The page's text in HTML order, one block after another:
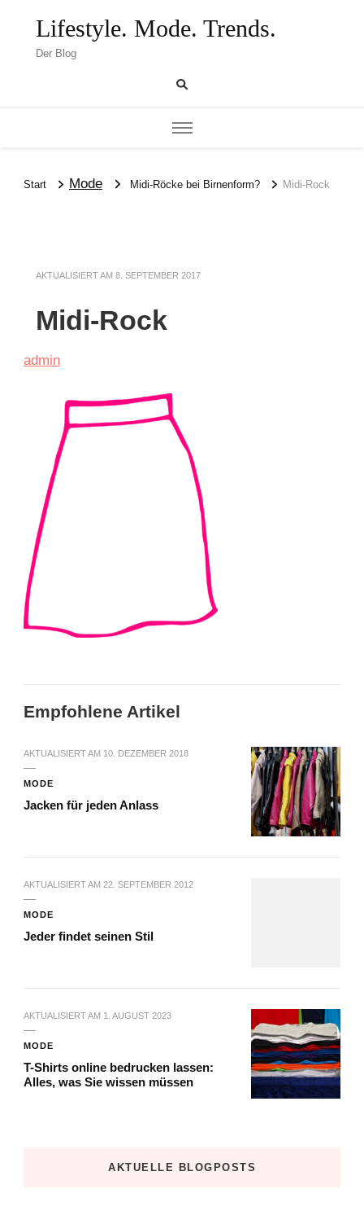
Lifestyle. Mode. Trends.
Der Blog
Start Mode Midi-Röcke bei Birnenform? Midi-Rock
AKTUALISIERT AM 8. SEPTEMBER 2017
Midi-Rock
admin
Empfohlene Artikel
AKTUALISIERT AM 10. DEZEMBER 2018
MODE
Jacken für jeden Anlass
AKTUALISIERT AM 22. SEPTEMBER 2012
MODE
Jeder findet seinen Stil
AKTUALISIERT AM 1. AUGUST 2023
MODE
T-Shirts online bedrucken lassen:
Alles, was Sie wissen müssen
AKTUELLE BLOGPOSTS